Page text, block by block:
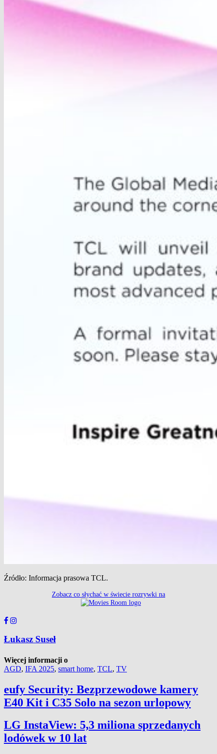
Źródło: Informacja prasowa TCL.
Zobacz co słychać w świecie rozrywki na
Łukasz Suseł
Więcej informacji o
AGD, IFA 2025, smart home, TCL, TV
eufy Security: Bezprzewodowe kamery
E40 Kit i C35 Solo na sezon urlopowy
LG InstaView: 5,3 miliona sprzedanych
lodówek w 10 lat